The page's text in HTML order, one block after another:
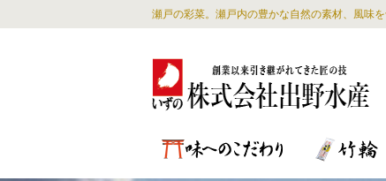
瀬戸の彩菜。瀬戸内の豊かな自然の素材、風味